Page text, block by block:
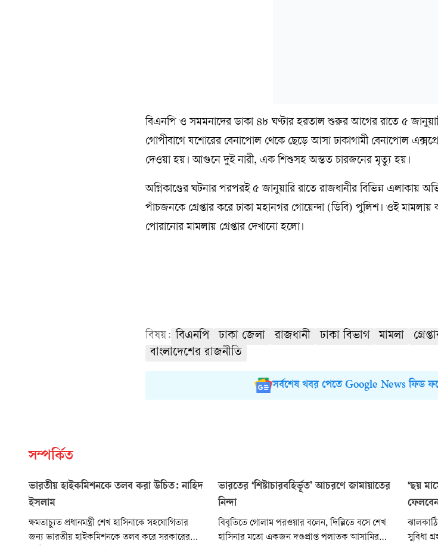
বিএনপি ও সমমনাদের ডাকা ৪৮ ঘণ্টার হরতাল শুরুর আগের রাতে ৫
গোপীবাগে যশোরের বেনাপোল থেকে ছেড়ে আসা ঢাকাগামী বেনাপোল
দেওয়া হয়। আগুনে দুই নারী, এক শিশুসহ অন্তত চারজনের মৃত্যু হয়।
অগ্নিকাণ্ডের ঘটনার পরপরই ৫ জানুয়ারি রাতে রাজধানীর বিভিন্ন এলাকায়
পাঁচজনকে গ্রেপ্তার করে ঢাকা মহানগর গোয়েন্দা (ডিবি) পুলিশ। ওই মামলায়
পোরানোর মামলায় গ্রেপ্তার দেখানো হলো।
বিষয়: বিএনপি ঢাকা জেলা রাজধানী ঢাকা বিভাগ মামলা
বাংলাদেশের রাজনীতি
সর্বশেষ খবর পেতে Google News ফিড
সম্পর্কিত
ভারতীয় হাইকমিশনকে তলব করা উচিত: নাহিদ
ইসলাম
ক্ষমতাচ্যুত প্রধানমন্ত্রী শেখ হাসিনাকে সহযোগিতার
জন্য ভারতীয় হাইকমিশনকে তলব করে সরকারের
ভারতের ‘শিষ্টাচারবহির্ভূত’ আচরণে জামায়াতের
নিন্দা
বিবৃতিতে গোলাম পরওয়ার বলেন, দিল্লিতে বসে শেখ
হাসিনার মতো একজন দণ্ডপ্রাপ্ত পলাতক আসামির
‘ছয়
সুবিধা